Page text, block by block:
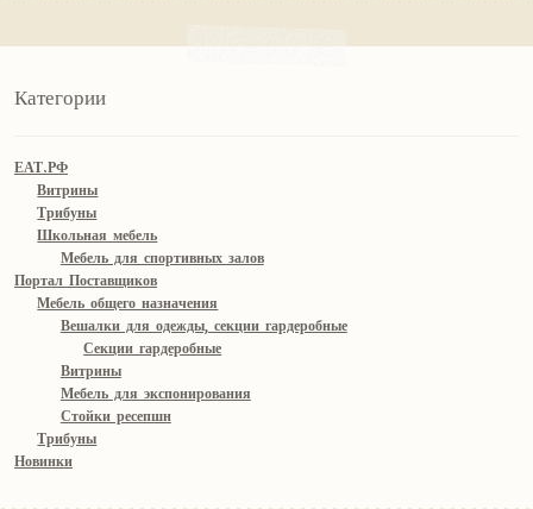
Категории
ЕАТ.РФ
Витрины
Трибуны
Школьная мебель
Мебель для спортивных залов
Портал Поставщиков
Мебель общего назначения
Вешалки для одежды, секции гардеробные
Секции гардеробные
Витрины
Мебель для экспонирования
Стойки ресепшн
Трибуны
Новинки